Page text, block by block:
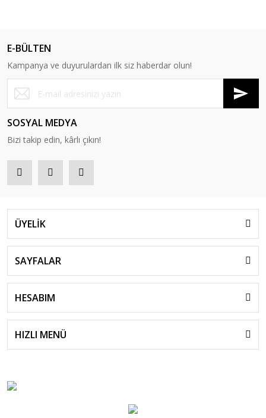
E-BÜLTEN
Kampanya ve duyurulardan ilk siz haberdar olun!
SOSYAL MEDYA
Bizi takip edin, kârlı çıkın!
ÜYELİK
SAYFALAR
HESABIM
HIZLI MENÜ